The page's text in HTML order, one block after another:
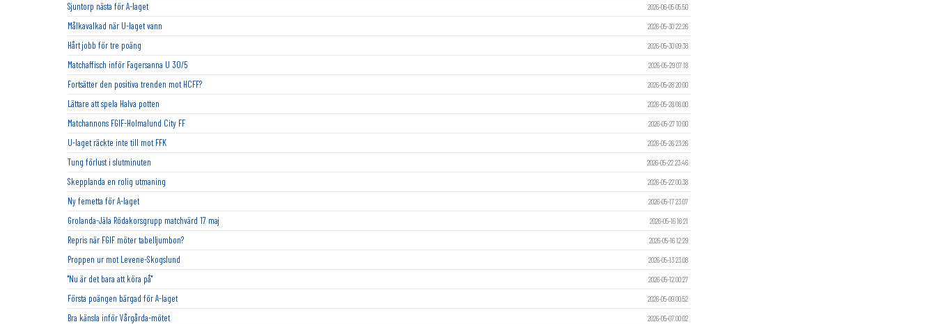
Sjuntorp nästa för A-laget 2026-06-05 05:50
Målkavalkad när U-laget vann 2026-05-30 22:26
Hårt jobb för tre poäng 2026-05-30 09:38
Matchaffisch inför Fagersanna U 30/5 2026-05-29 07:18
Fortsätter den positiva trenden mot HCFF? 2026-05-28 20:00
Lättare att spela Halva potten 2026-05-28 08:00
Matchannons FGIF-Holmalund City FF 2026-05-27 10:00
U-laget räckte inte till mot FFK 2026-05-26 23:26
Tung förlust i slutminuten 2026-05-22 23:46
Skepplanda en rolig utmaning 2026-05-22 00:38
Ny femetta för A-laget 2026-05-17 23:07
Grolanda-Jäla Rödakorsgrupp matchvärd 17 maj 2026-05-16 16:21
Repris när FGIF möter tabelljumbon? 2026-05-16 12:29
Proppen ur mot Levene-Skogslund 2026-05-13 23:08
"Nu är det bara att köra på" 2026-05-12 00:27
Första poängen bärgad för A-laget 2026-05-09 00:52
Bra känsla inför Vårgårda-mötet 2026-05-07 00:02